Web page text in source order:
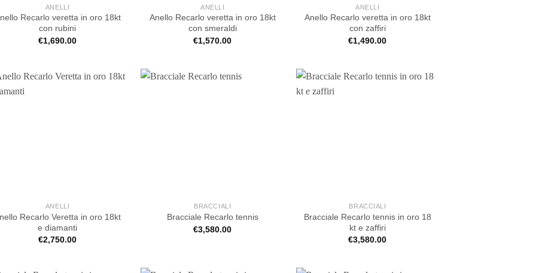
ANELLI
Recarlo veretta in oro 18kt
con rubini
€1,690.00
ANELLI
Anello Recarlo veretta in oro 18kt
con smeraldi
€1,570.00
ANELLI
Anello Recarlo veretta in oro 18kt
con zaffiri
€1,490.00
ANELLI
Recarlo Veretta in oro 18kt
e diamanti
€2,750.00
BRACCIALI
Bracciale Recarlo tennis
€3,580.00
BRACCIALI
Bracciale Recarlo tennis in oro 18
kt e zaffiri
€3,580.00